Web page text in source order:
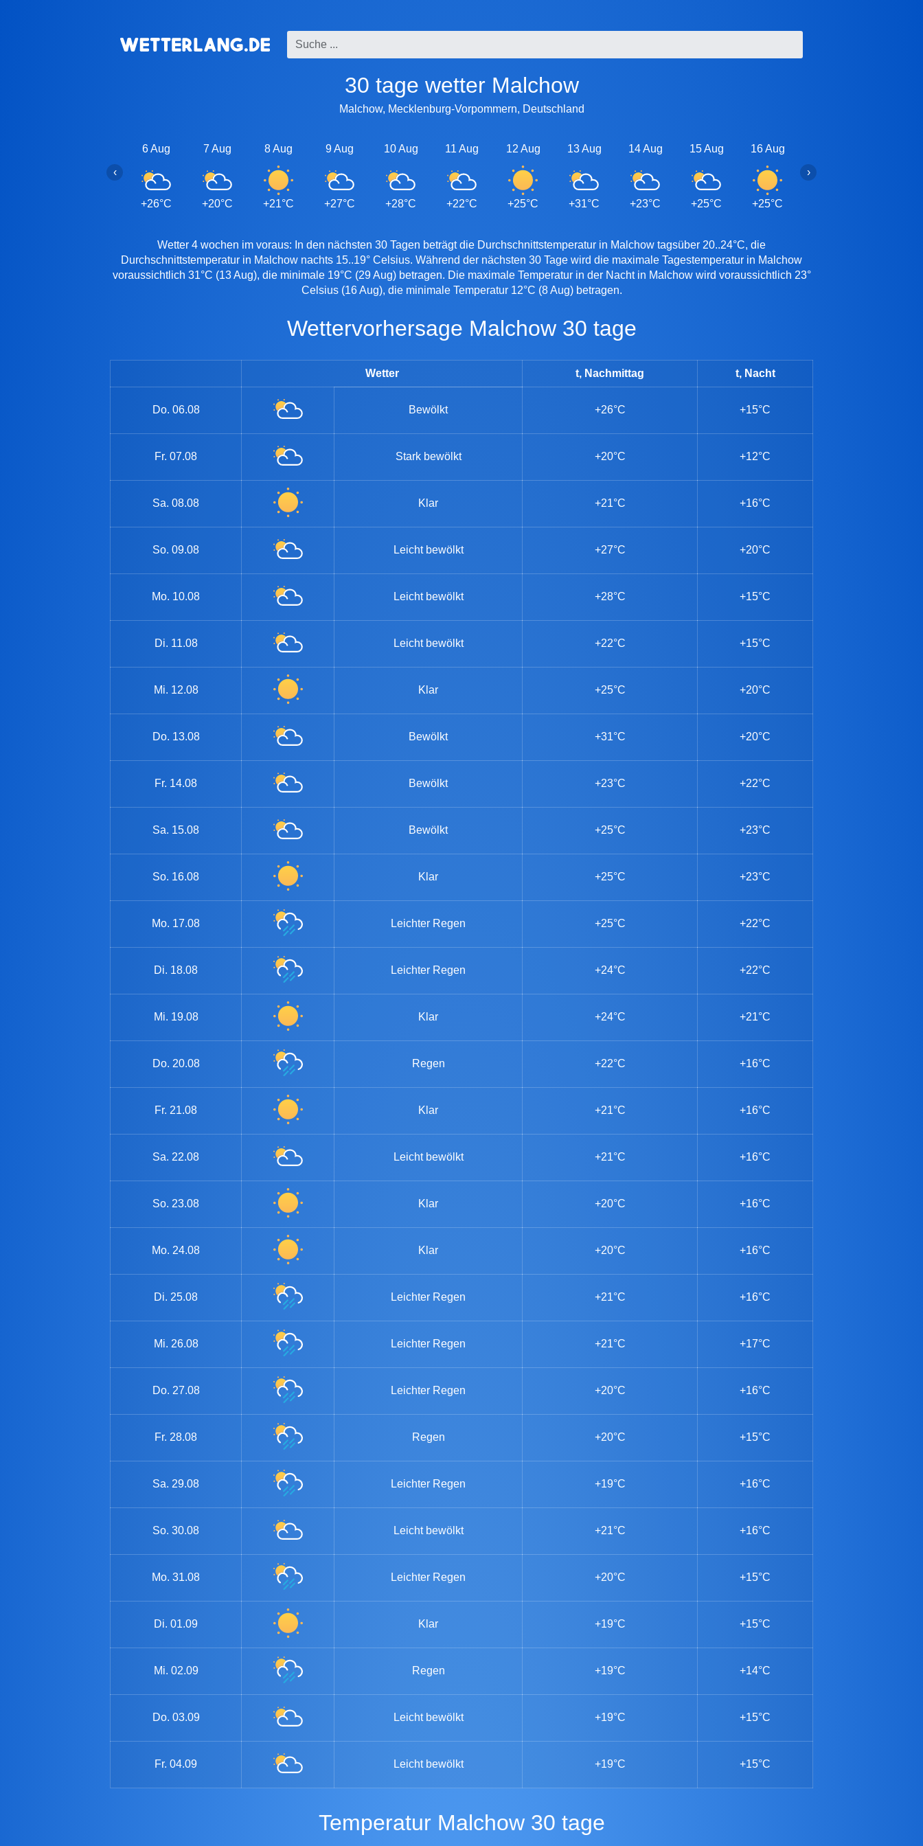
30 tage wetter Malchow
Malchow, Mecklenburg-Vorpommern, Deutschland
6 Aug
+26°C
7 Aug
+20°C
8 Aug
+21°C
9 Aug
+27°C
10 Aug
+28°C
11 Aug
+22°C
12 Aug
+25°C
13 Aug
+31°C
14 Aug
+23°C
15 Aug
+25°C
16 Aug
+25°C
‹ ›
Wetter 4 wochen im voraus: In den nächsten 30 Tagen beträgt die Durchschnittstemperatur in Malchow tagsüber 20..24°C, die
Durchschnittstemperatur in Malchow nachts 15..19° Celsius. Während der nächsten 30 Tage wird die maximale Tagestemperatur in Malchow
voraussichtlich 31°C (13 Aug), die minimale 19°C (29 Aug) betragen. Die maximale Temperatur in der Nacht in Malchow wird voraussichtlich 23°
Celsius (16 Aug), die minimale Temperatur 12°C (8 Aug) betragen.
Wettervorhersage Malchow 30 tage
Wetter t, Nachmittag t, Nacht
Do. 06.08 Bewölkt +26°C +15°C
Fr. 07.08 Stark bewölkt +20°C +12°C
Sa. 08.08 Klar +21°C +16°C
So. 09.08 Leicht bewölkt +27°C +20°C
Mo. 10.08 Leicht bewölkt +28°C +15°C
Di. 11.08 Leicht bewölkt +22°C +15°C
Mi. 12.08 Klar +25°C +20°C
Do. 13.08 Bewölkt +31°C +20°C
Fr. 14.08 Bewölkt +23°C +22°C
Sa. 15.08 Bewölkt +25°C +23°C
So. 16.08 Klar +25°C +23°C
Mo. 17.08 Leichter Regen +25°C +22°C
Di. 18.08 Leichter Regen +24°C +22°C
Mi. 19.08 Klar +24°C +21°C
Do. 20.08 Regen +22°C +16°C
Fr. 21.08 Klar +21°C +16°C
Sa. 22.08 Leicht bewölkt +21°C +16°C
So. 23.08 Klar +20°C +16°C
Mo. 24.08 Klar +20°C +16°C
Di. 25.08 Leichter Regen +21°C +16°C
Mi. 26.08 Leichter Regen +21°C +17°C
Do. 27.08 Leichter Regen +20°C +16°C
Fr. 28.08 Regen +20°C +15°C
Sa. 29.08 Leichter Regen +19°C +16°C
So. 30.08 Leicht bewölkt +21°C +16°C
Mo. 31.08 Leichter Regen +20°C +15°C
Di. 01.09 Klar +19°C +15°C
Mi. 02.09 Regen +19°C +14°C
Do. 03.09 Leicht bewölkt +19°C +15°C
Fr. 04.09 Leicht bewölkt +19°C +15°C
Temperatur Malchow 30 tage